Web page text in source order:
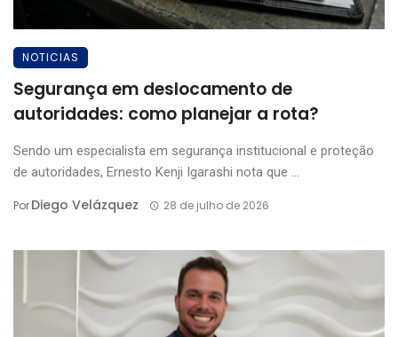
NOTICIAS
Segurança em deslocamento de
autoridades: como planejar a rota?
Sendo um especialista em segurança institucional e proteção
de autoridades, Ernesto Kenji Igarashi nota que ...
PorDiego Velázquez 28 de julho de 2026